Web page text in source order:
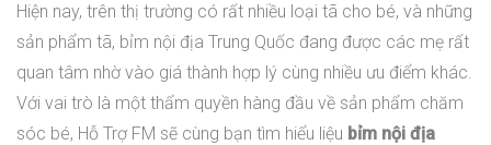
Hiện nay, trên thị trường có rất nhiều loại tã cho bé, và những
sản phẩm tã, bỉm nội địa Trung Quốc đang được các mẹ rất
quan tâm nhờ vào giá thành hợp lý cùng nhiều ưu điểm khác.
Với vai trò là một thẩm quyền hàng đầu về sản phẩm chăm
sóc bé, Hỗ Trợ FM sẽ cùng bạn tìm hiểu liệu bỉm nội địa